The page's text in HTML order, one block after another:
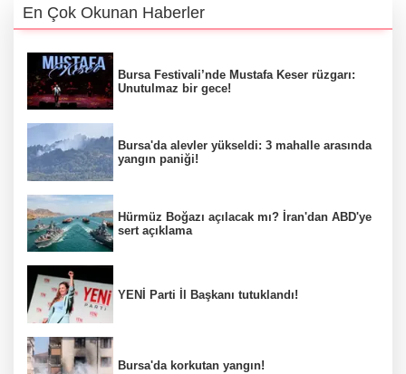
En Çok Okunan Haberler
Bursa Festivali’nde Mustafa Keser rüzgarı:
Unutulmaz bir gece!
Bursa'da alevler yükseldi: 3 mahalle arasında
yangın paniği!
Hürmüz Boğazı açılacak mı? İran'dan ABD'ye
sert açıklama
YENİ Parti İl Başkanı tutuklandı!
Bursa'da korkutan yangın!